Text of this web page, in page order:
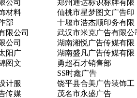
公司
郑州通达标识标牌有限
材料
仙桃市星梦图文广告印
部
十堰市浩杰顺印务有限
限公司
武汉市米克广告有限公
公司
湖南湘悦广告传媒有限
阳广
湖南盛凡广告传媒有限
图文
勇超石才销售部
SS时鑫广告
计服
饶平县合美广告装饰工
传媒
茂名市永盛广告